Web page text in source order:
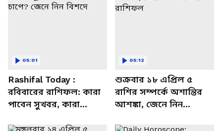
Rashifal Today :
রবিবারের রাশিফল: কারা
পাবেন সুখবর, কারা
বিশদে
05:01
শুক্রবার ১৮ এপ্রিল ৫
রাশির সম্পর্কে অশান্তির
আশঙ্কা, জেনে নিন
05:12